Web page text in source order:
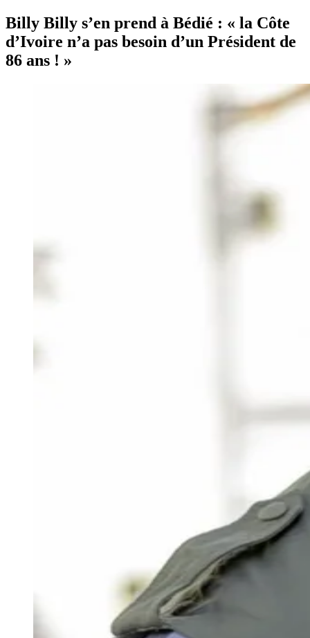
Billy Billy s’en prend à Bédié : « la Côte
d’Ivoire n’a pas besoin d’un Président de
86 ans ! »